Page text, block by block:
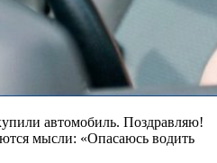
автомобиль. Поздравляю!
мысли: «Опасаюсь водить